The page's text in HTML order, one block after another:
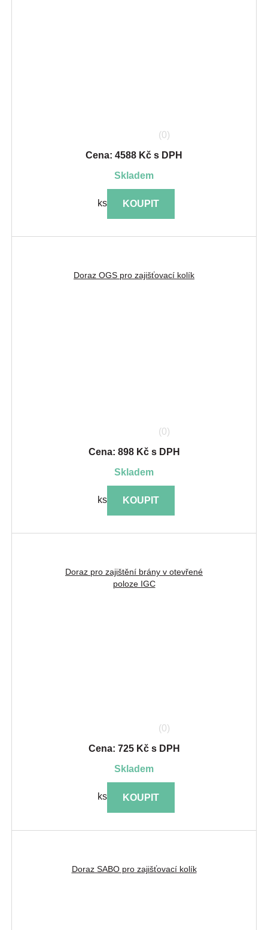
(0)
Cena: 4588 Kč s DPH
skladem
ks KOUPIT
Doraz OGS pro zajišťovací kolík
(0)
Cena: 898 Kč s DPH
skladem
ks KOUPIT
Doraz pro zajištění brány v otevřené
poloze IGC
(0)
Cena: 725 Kč s DPH
skladem
ks KOUPIT
Doraz SABO pro zajišťovací kolík